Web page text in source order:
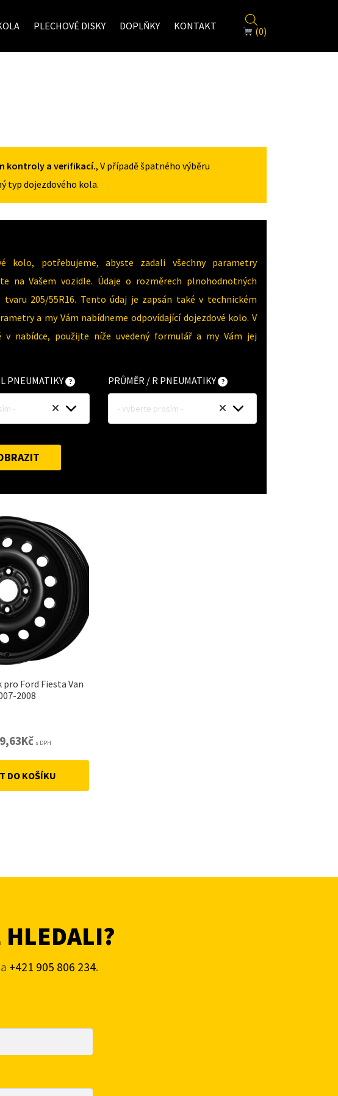
PLECHOVÉ DISKY DOPLŇKY KONTAKT (0)
kontroly a verifikací., V případě špatného výběru
typ dojezdového kola.
kolo, potřebujeme, abyste zadali všechny parametry
na Vašem vozidle. Údaje o rozměrech plnohodnotných
205/55R16. Tento údaj je zapsán také v technickém
a my Vám nabídneme odpovídající dojezdové kolo. V
nabídce, použijte níže uvedený formulář a my Vám jej
PNEUMATIKY
-
PRŮMĚR / R PNEUMATIKY
- vyberte prosím -
pro Ford Fiesta Van
2008
Kč s DPH
DO KOŠÍKU
HLEDALI?
+421 905 806 234.